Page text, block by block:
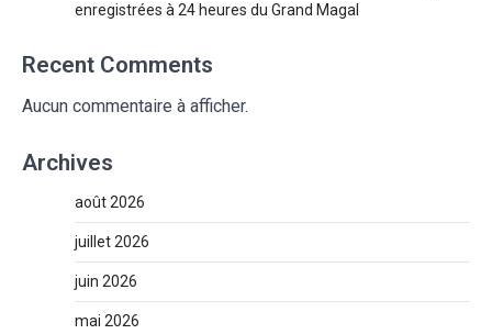
enregistrées à 24 heures du Grand Magal
Recent Comments
Aucun commentaire à afficher.
Archives
août 2026
juillet 2026
juin 2026
mai 2026